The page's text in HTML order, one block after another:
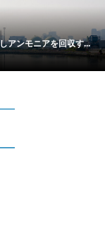
アンモニアを回収す...